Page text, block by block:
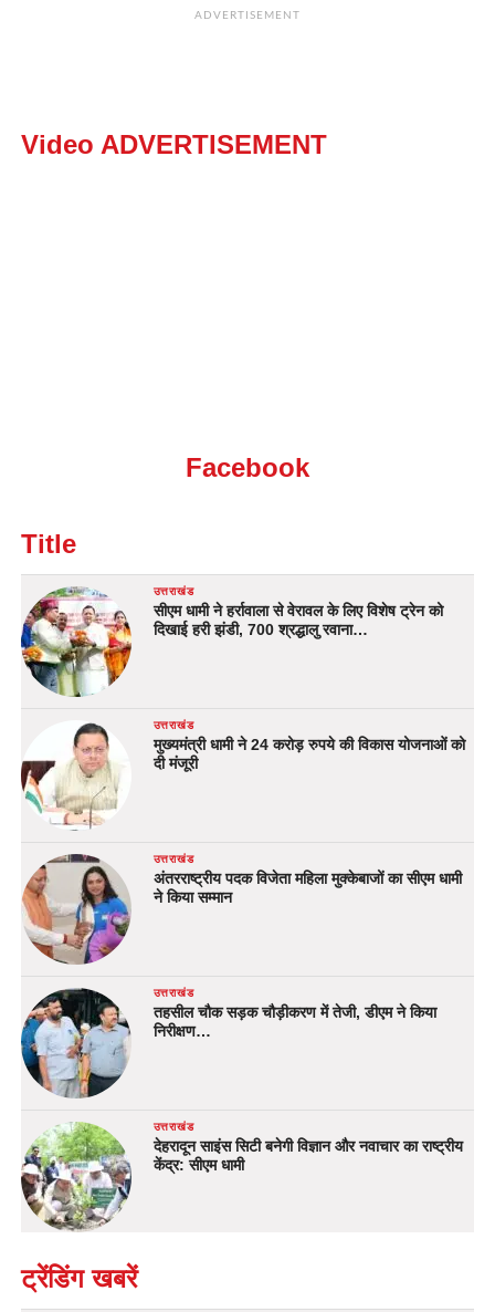
ADVERTISEMENT
Video ADVERTISEMENT
Facebook
Title
उत्तराखंड
सीएम धामी ने हर्रावाला से वेरावल के लिए विशेष ट्रेन को
दिखाई हरी झंडी, 700 श्रद्धालु रवाना…
उत्तराखंड
मुख्यमंत्री धामी ने 24 करोड़ रुपये की विकास योजनाओं को
दी मंजूरी
उत्तराखंड
अंतरराष्ट्रीय पदक विजेता महिला मुक्केबाजों का सीएम धामी
ने किया सम्मान
उत्तराखंड
तहसील चौक सड़क चौड़ीकरण में तेजी, डीएम ने किया
निरीक्षण…
उत्तराखंड
देहरादून साइंस सिटी बनेगी विज्ञान और नवाचार का राष्ट्रीय
केंद्र: सीएम धामी
ट्रेंडिंग खबरें